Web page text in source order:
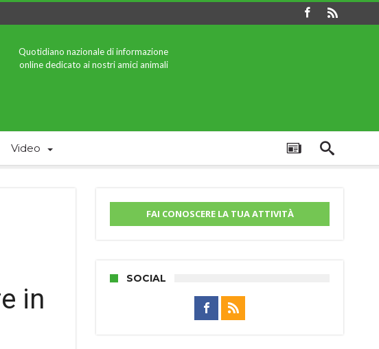
Quotidiano nazionale di informazione
online dedicato ai nostri amici animali
Video
in
FAI CONOSCERE LA TUA ATTIVITÀ
SOCIAL